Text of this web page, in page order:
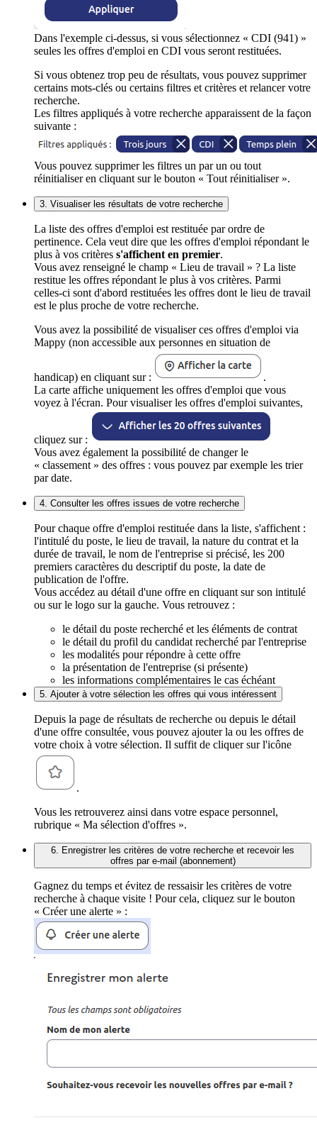
Dans l'exemple ci-dessus, si vous sélectionnez « CDI (941) »
seules les offres d'emploi en CDI vous seront restituées.
Si vous obtenez trop peu de résultats, vous pouvez supprimer
certains mots-clés ou certains filtres et critères et relancer votre
recherche.
Les filtres appliqués à votre recherche apparaissent de la façon
suivante :
Vous pouvez supprimer les filtres un par un ou tout
réinitialiser en cliquant sur le bouton « Tout réinitialiser ».
3. Visualiser les résultats de votre recherche
La liste des offres d'emploi est restituée par ordre de
pertinence. Cela veut dire que les offres d'emploi répondant le
plus à vos critères s'affichent en premier.
Vous avez renseigné le champ « Lieu de travail » ? La liste
restitue les offres répondant le plus à vos critères. Parmi
celles-ci sont d'abord restituées les offres dont le lieu de travail
est le plus proche de votre recherche.
Vous avez la possibilité de visualiser ces offres d'emploi via
Mappy (non accessible aux personnes en situation de
handicap) en cliquant sur :
.
La carte affiche uniquement les offres d'emploi que vous
voyez à l'écran. Pour visualiser les offres d'emploi suivantes,
cliquez sur :
Vous avez également la possibilité de changer le
« classement » des offres : vous pouvez par exemple les trier
par date.
4. Consulter les offres issues de votre recherche
Pour chaque offre d'emploi restituée dans la liste, s'affichent :
l'intitulé du poste, le lieu de travail, la nature du contrat et la
durée de travail, le nom de l'entreprise si précisé, les 200
premiers caractères du descriptif du poste, la date de
publication de l'offre.
Vous accédez au détail d'une offre en cliquant sur son intitulé
ou sur le logo sur la gauche. Vous retrouvez :
le détail du poste recherché et les éléments de contrat
le détail du profil du candidat recherché par l'entreprise
les modalités pour répondre à cette offre
la présentation de l'entreprise (si présente)
les informations complémentaires le cas échéant
5. Ajouter à votre sélection les offres qui vous intéressent
Depuis la page de résultats de recherche ou depuis le détail
d'une offre consultée, vous pouvez ajouter la ou les offres de
votre choix à votre sélection. Il suffit de cliquer sur l'icône
.
Vous les retrouverez ainsi dans votre espace personnel,
rubrique « Ma sélection d'offres ».
6. Enregistrer les critères de votre recherche et recevoir les
offres par e-mail (abonnement)
Gagnez du temps et évitez de ressaisir les critères de votre
recherche à chaque visite ! Pour cela, cliquez sur le bouton
« Créer une alerte » :